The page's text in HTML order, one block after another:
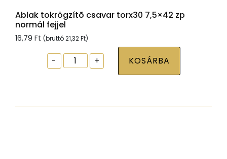
Ablak tokrögzítõ csavar torx30 7,5×42 zp
normál fejjel
16,79 Ft (bruttó21,32Ft)
-
Ablak
tokrögzítõ
7,5x42
+ KOSÁRBA